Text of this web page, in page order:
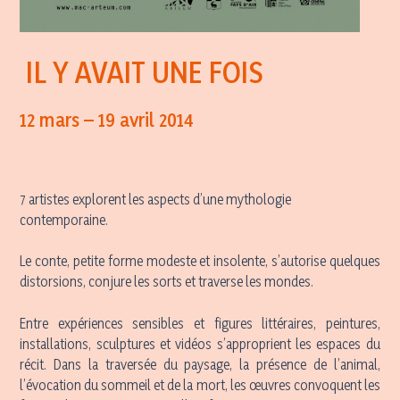
IL Y AVAIT UNE FOIS
12 mars – 19 avril 2014
7 artistes explorent les aspects d’une mythologie
contemporaine.
Le conte, petite forme modeste et insolente, s’autorise quelques
distorsions, conjure les sorts et traverse les mondes.
Entre expériences sensibles et figures littéraires, peintures,
installations, sculptures et vidéos s’approprient les espaces du
récit. Dans la traversée du paysage, la présence de l’animal,
l’évocation du sommeil et de la mort, les œuvres convoquent les